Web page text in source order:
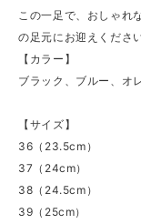
この一足で、おしゃれ
の足元にお迎えください
【カラー】
ブラック、ブルー、オ
【サイズ】
36（23.5cm）
37（24cm）
38（24.5cm）
39（25cm）